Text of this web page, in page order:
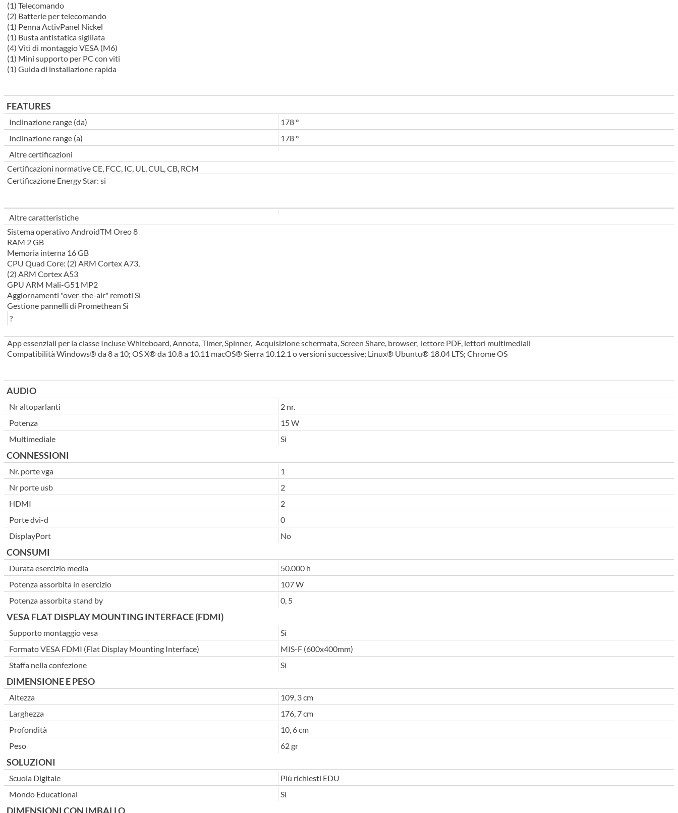
(1) Telecomando
(2) Batterie per telecomando
(1) Penna ActivPanel Nickel
(1) Busta antistatica sigillata
(4) Viti di montaggio VESA (M6)
(1) Mini supporto per PC con viti
(1) Guida di installazione rapida
FEATURES
Inclinazione range (da)
178 °
Inclinazione range (a)
178 °
Altre certificazioni
Certificazioni normative CE, FCC, IC, UL, CUL, CB, RCM
Certificazione Energy Star: si
Altre caratteristiche
Sistema operativo AndroidTM Oreo 8
RAM 2 GB
Memoria interna 16 GB
CPU Quad Core: (2) ARM Cortex A73,
(2) ARM Cortex A53
GPU ARM Mali-G51 MP2
Aggiornamenti "over-the-air" remoti Sì
Gestione pannelli di Promethean Sì
?
App essenziali per la classe Incluse Whiteboard, Annota, Timer, Spinner, Acquisizione schermata, Screen Share, browser, lettore PDF, lettori multimediali
Compatibilità Windows® da 8 a 10; OS X® da 10.8 a 10.11 macOS® Sierra 10.12.1 o versioni successive; Linux® Ubuntu® 18.04 LTS; Chrome OS
AUDIO
Nr altoparlanti
2 nr.
Potenza
15 W
Multimediale
Sì
CONNESSIONI
Nr. porte vga
1
Nr porte usb
2
HDMI
2
Porte dvi-d
0
DisplayPort
No
CONSUMI
Durata esercizio media
50.000 h
Potenza assorbita in esercizio
107 W
Potenza assorbita stand by
0, 5
VESA FLAT DISPLAY MOUNTING INTERFACE (FDMI)
Supporto montaggio vesa
Sì
Formato VESA FDMI (Flat Display Mounting Interface)
MIS-F (600x400mm)
Staffa nella confezione
Sì
DIMENSIONE E PESO
Altezza
109, 3 cm
Larghezza
176, 7 cm
Profondità
10, 6 cm
Peso
62 gr
SOLUZIONI
Scuola Digitale
Più richiesti EDU
Mondo Educational
Sì
DIMENSIONI CON IMBALLO